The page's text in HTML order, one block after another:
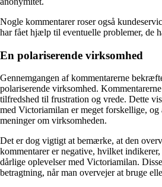
Nogle kommentarer roser også
har fået hjælp til eventuelle problemer, de
En polariserende virksomhed
Gennemgangen af ​​kommentarerne
polariserende virksomhed.
tilfredshed til frustration og vrede. Dette
med Victoriamilan er meget forskellige, og
meninger om virksomheden.
Det er dog vigtigt at bemærke, at den
kommentarer er negative, hvilket
dårlige oplevelser med Victoriamilan.
betragtning, når man overvejer at bruge